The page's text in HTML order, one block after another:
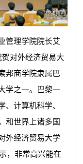
管理学院院长艾
对外经济贸易大
邦商学院隶属巴
学之一。巴黎一
、计算机科学、
和世界上诸多国
外经济贸易大学
，非常高兴能在